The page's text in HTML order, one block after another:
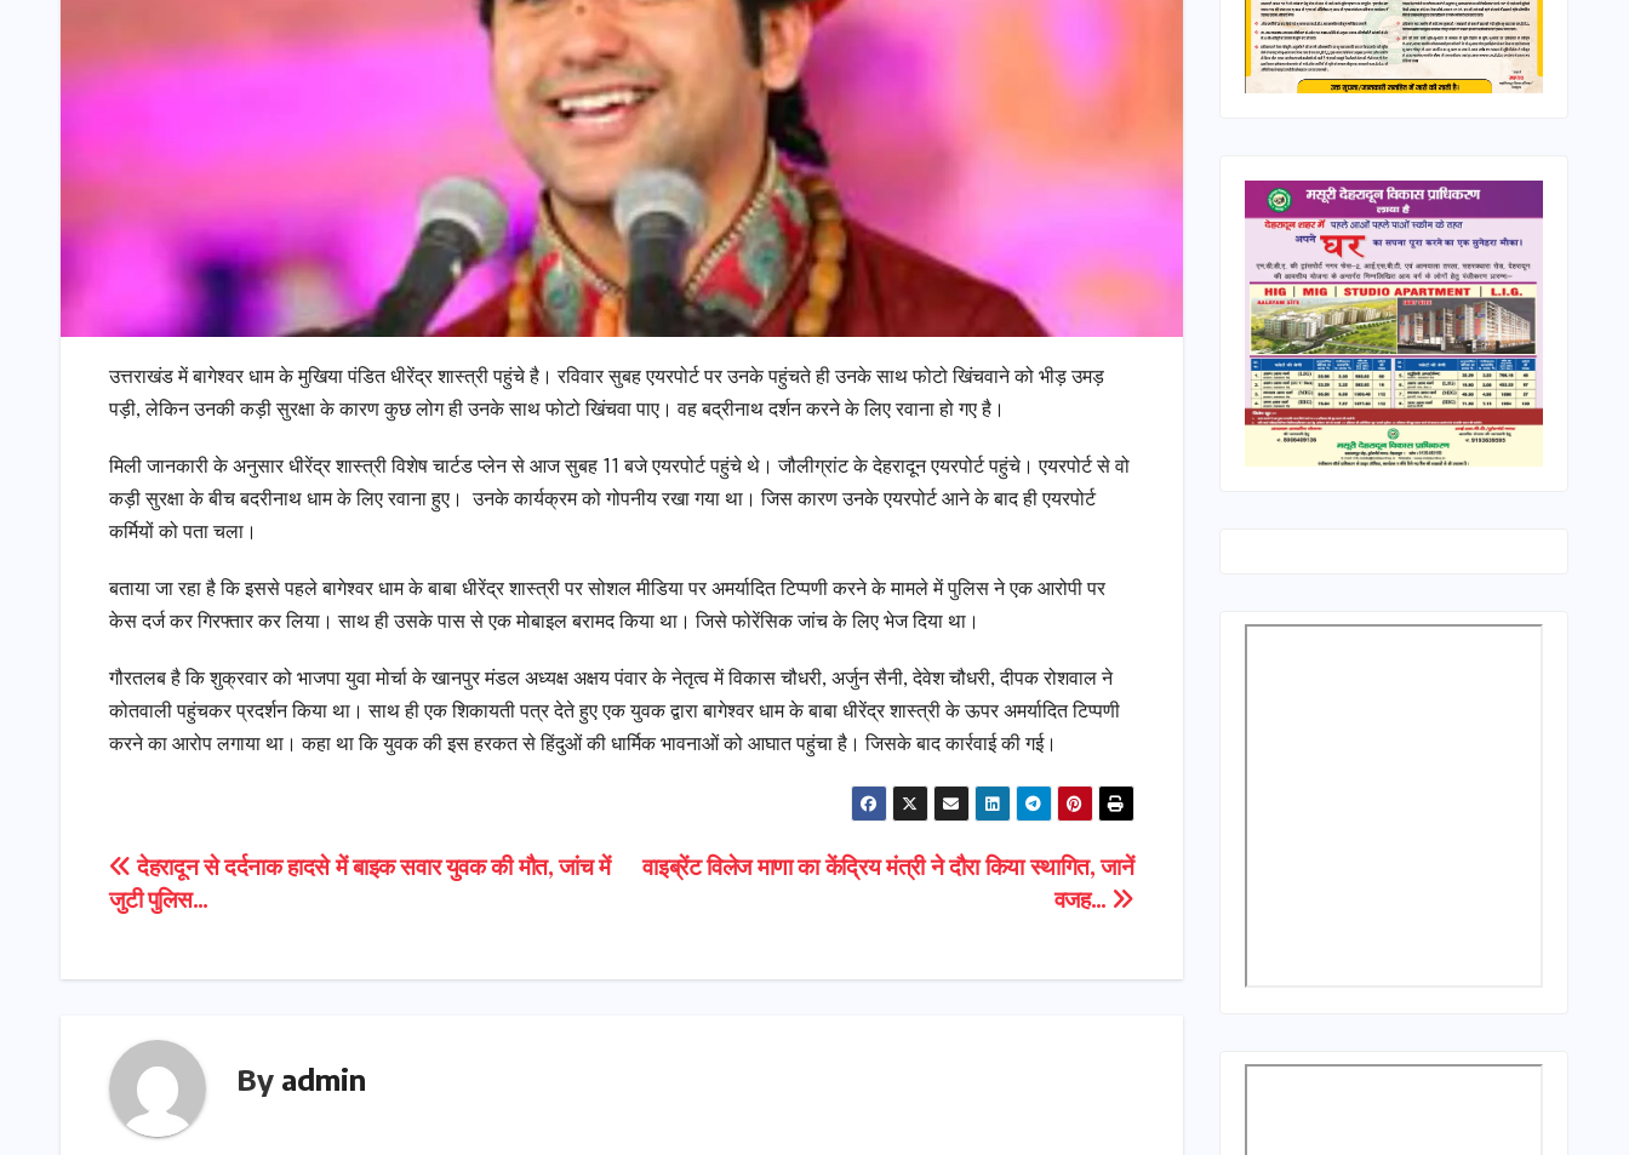
उत्तराखंड में बागेश्वर धाम के मुखिया पंडित धीरेंद्र शास्त्री पहुंचे है। रविवार सुबह एयरपोर्ट पर उनके पहुंचते ही उनके साथ फोटो खिंचवाने को भीड़ उमड़
पड़ी, लेकिन उनकी कड़ी सुरक्षा के कारण कुछ लोग ही उनके साथ फोटो खिंचवा पाए। वह बद्रीनाथ दर्शन करने के लिए रवाना हो गए है।
मिली जानकारी के अनुसार धीरेंद्र शास्त्री विशेष चार्टड प्लेन से आज सुबह 11 बजे एयरपोर्ट पहुंचे थे। जौलीग्रांट के देहरादून एयरपोर्ट पहुंचे। एयरपोर्ट से वो
कड़ी सुरक्षा के बीच बदरीनाथ धाम के लिए रवाना हुए। उनके कार्यक्रम को गोपनीय रखा गया था। जिस कारण उनके एयरपोर्ट आने के बाद ही एयरपोर्ट
कर्मियों को पता चला।
बताया जा रहा है कि इससे पहले बागेश्वर धाम के बाबा धीरेंद्र शास्त्री पर सोशल मीडिया पर अमर्यादित टिप्पणी करने के मामले में पुलिस ने एक आरोपी पर
केस दर्ज कर गिरफ्तार कर लिया। साथ ही उसके पास से एक मोबाइल बरामद किया था। जिसे फोरेंसिक जांच के लिए भेज दिया था।
गौरतलब है कि शुक्रवार को भाजपा युवा मोर्चा के खानपुर मंडल अध्यक्ष अक्षय पंवार के नेतृत्व में विकास चौधरी, अर्जुन सैनी, देवेश चौधरी, दीपक रोशवाल ने
कोतवाली पहुंचकर प्रदर्शन किया था। साथ ही एक शिकायती पत्र देते हुए एक युवक द्वारा बागेश्वर धाम के बाबा धीरेंद्र शास्त्री के ऊपर अमर्यादित टिप्पणी
करने का आरोप लगाया था। कहा था कि युवक की इस हरकत से हिंदुओं की धार्मिक भावनाओं को आघात पहुंचा है। जिसके बाद कार्रवाई की गई।
Post
navigation
वाइब्रेंट विलेज माणा का केंद्रिय मंत्री ने दौरा किया स्थागित, जानें
वजह…
देहरादून से दर्दनाक हादसे में बाइक सवार युवक की मौत, जांच में
जुटी पुलिस…
By admin